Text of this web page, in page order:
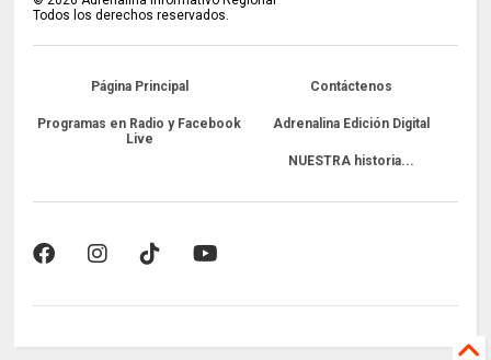
Todos los derechos reservados.
Página Principal Contáctenos
Programas en Radio y Facebook
Live
Adrenalina Edición Digital
NUESTRA historia...